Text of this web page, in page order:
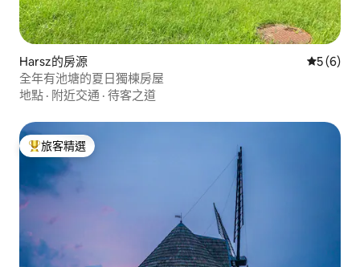
Harsz的房源 從 6 則評
5 (6)
全年有池塘的夏日獨棟房屋
地點 · 附近交通 · 待客之道
旅客精選榜首
旅客精選